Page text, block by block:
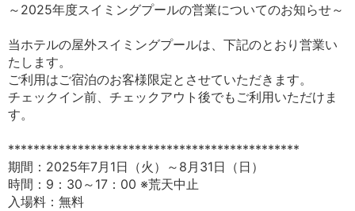
～2025年度スイミングプールの営業についてのお知らせ～
当ホテルの屋外スイミングプールは、下記のとおり営業い
たします。
ご利用はご宿泊のお客様限定とさせていただきます。
チェックイン前、チェックアウト後でもご利用いただけま
す。
**********************************************
期間：2025年7月1日（火）～8月31日（日）
時間：9：30～17：00 ※荒天中止
入場料：無料